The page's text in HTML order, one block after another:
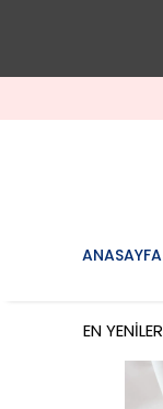
ANASAYFA
EN YENİLER